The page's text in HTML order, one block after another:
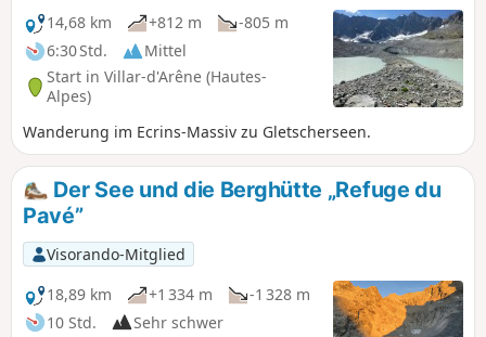
14,68 km
+812 m
-805 m
6:30 Std.
Mittel
Start in Villar-d'Arêne (Hautes-
Alpes)
Wanderung im Ecrins-Massiv zu Gletscherseen.
Der See und die Berghütte „Refuge du
Pavé”
Visorando-Mitglied
18,89 km
+1 334 m
-1 328 m
10 Std.
Sehr schwer